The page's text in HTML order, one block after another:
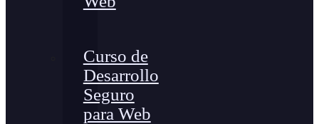
Curso de
Desarrollo
Seguro
para Web